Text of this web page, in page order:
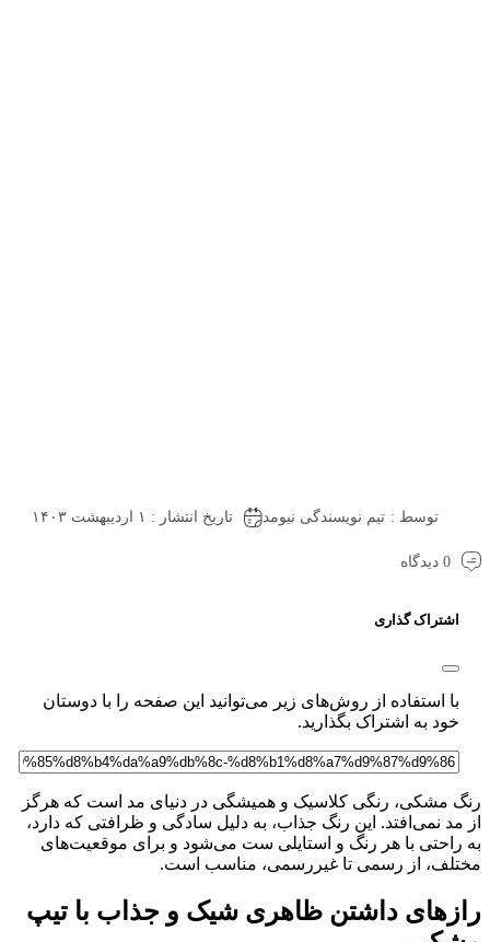
توسط : تیم نویسندگی نیومد تاریخ انتشار : ۱ اردیبهشت ۱۴۰۳
0 دیدگاه
گذاری
استفاده از روش‌های زیر می‌توانید این صفحه را با دوستان
به اشتراک بگذارید.
مشکی، رنگی کلاسیک و همیشگی در دنیای مد است که هرگز
نمی‌افتد. این رنگ جذاب، به دلیل سادگی و ظرافتی که دارد،
با هر رنگ و استایلی ست می‌شود و برای موقعیت‌های
از رسمی تا غیررسمی، مناسب است.
داشتن ظاهری شیک و جذاب با تیپ